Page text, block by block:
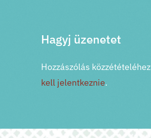
Hagyj üzenetet
Hozzászólás közzétételéhez
kell jelentkeznie.